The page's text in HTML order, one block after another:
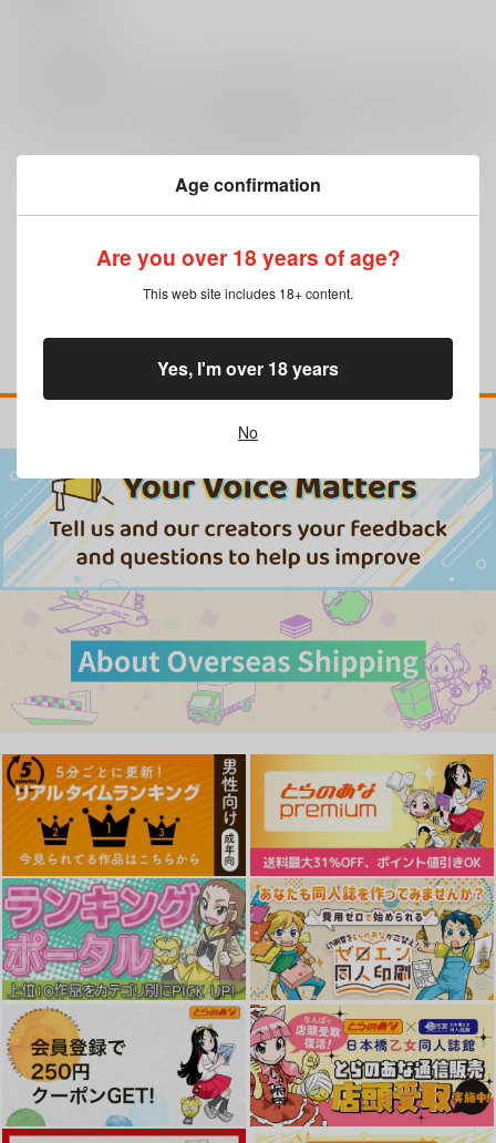
まだレビューはありません
Age confirmation
Are you over 18 years of age?
This web site includes 18+ content.
No
Yes, I'm over 18 years